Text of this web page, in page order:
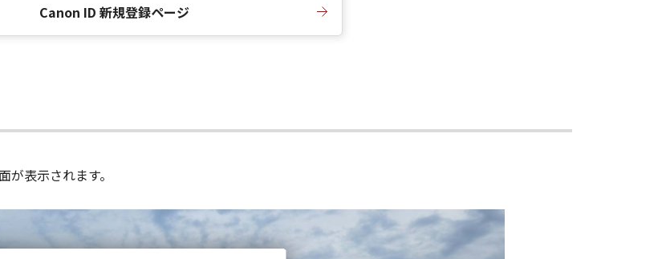
Canon ID 新規登録ページ
が表示されます。